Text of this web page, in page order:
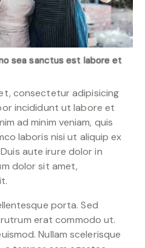
sea sanctus est labore et
consectetur adipisicing
incididunt ut labore et
ad minim veniam, quis
laboris nisi ut aliquip ex
aute irure dolor in
dolor sit amet,
porta. Sed
erat commodo ut.
Nullam scelerisque